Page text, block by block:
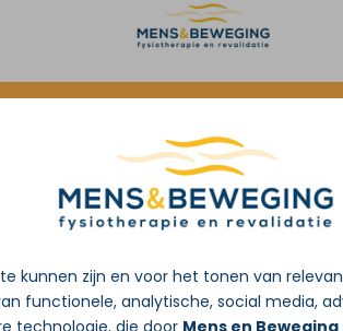
kunnen zijn en voor het tonen van
functionele, analytische, social media,
technologie, die door Mens en Beweging
van de huisarts